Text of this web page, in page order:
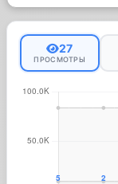
27
ПРОСМОТРЫ